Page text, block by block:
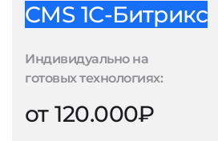
CMS 1С-Битрикс
Индивидуально на
готовых технологиях:
от 120.000₽